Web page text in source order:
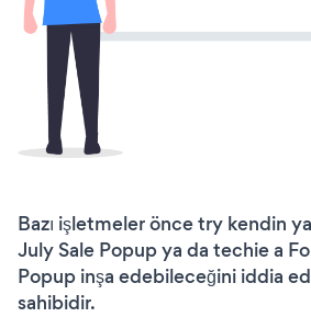
Bazı işletmeler önce try kendin
July Sale Popup ya da techie a
Popup inşa edebileceğini iddia
sahibidir.